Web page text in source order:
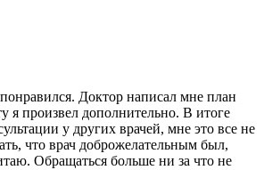
Доктор написал мне план
я произвел дополнительно. В итоге
у других врачей, мне это все не
что врач доброжелательным был,
Обращаться больше ни за что не